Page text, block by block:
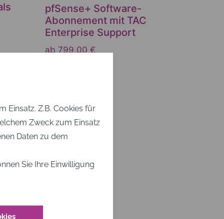
Einsatz. Z.B. Cookies für
Zweck zum Einsatz
Daten zu dem
Sie Ihre Einwilligung
pfSense+ Software-
Abonnement mit TAC
Enterprise Support
ab799,00€